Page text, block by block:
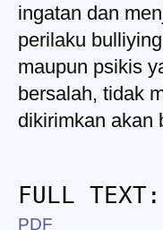
ingatan dan
perilaku
maupun psikis
bersalah, tidak
dikirimkan akan
FULL TEXT:
PDF